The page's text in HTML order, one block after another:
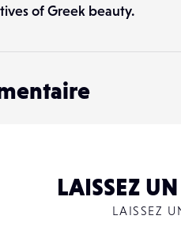
of Greek beauty.
LAISSEZ
LAISSEZ